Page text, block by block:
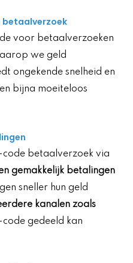
betaalverzoek
voor betaalverzoeken
we geld
ongekende snelheid en
bijna moeiteloos
code betaalverzoek via
gemakkelijk betalingen
sneller hun geld
kanalen zoals
gedeeld kan